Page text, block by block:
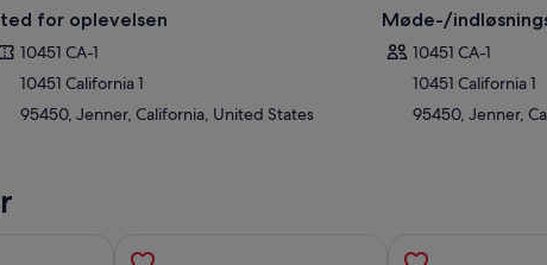
for oplevelsen
10451 CA-1
10451 California 1
95450, Jenner, California, United States
Møde-/
10451 CA-1
10451 California 1
95450, Jenner,